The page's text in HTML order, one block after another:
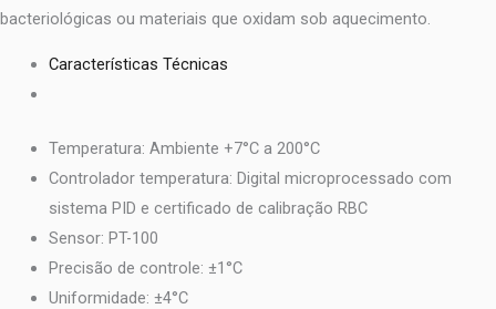
bacteriológicas ou materiais que oxidam sob aquecimento.
Características Técnicas
Temperatura: Ambiente +7°C a 200°C
Controlador temperatura: Digital microprocessado com
sistema PID e certificado de calibração RBC
Sensor: PT-100
Precisão de controle: ±1°C
Uniformidade: ±4°C